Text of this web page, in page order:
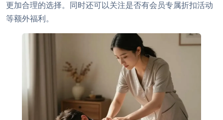
更加合理的选择。同时还可以关注是否有会员专属折扣活动
等额外福利。